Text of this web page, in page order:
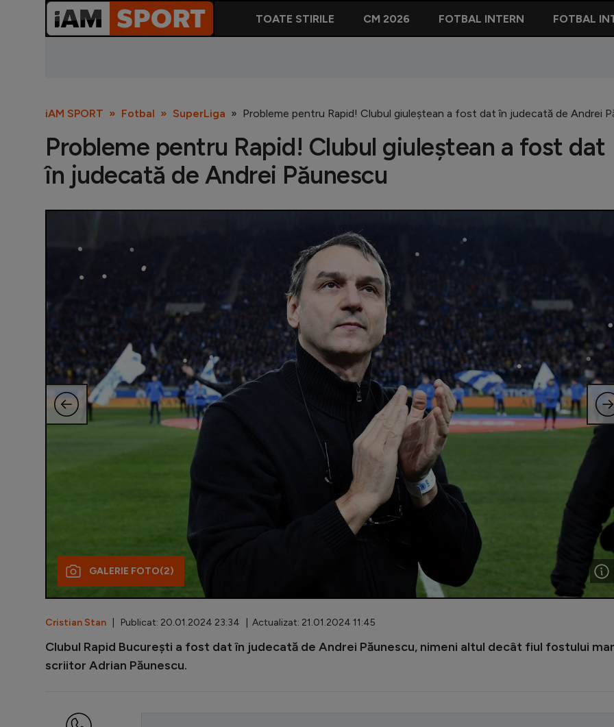
TOATE STIRILE CM 2026 FOTBAL INTERN FOTBAL
iAM SPORT Fotbal SuperLiga Probleme pentru Rapid! Clubul giuleștean a fost dat în judecată de Andrei
Probleme pentru Rapid! Clubul giuleștean a fost dat
în judecată de Andrei Păunescu
GALERIE FOTO(2)
Cristian Stan | Publicat: 20.01.2024 23:34 | Actualizat: 21.01.2024 11:45
Clubul Rapid București a fost dat în judecată de Andrei Păunescu, nimeni altul decât fiul fostului
scriitor Adrian Păunescu.